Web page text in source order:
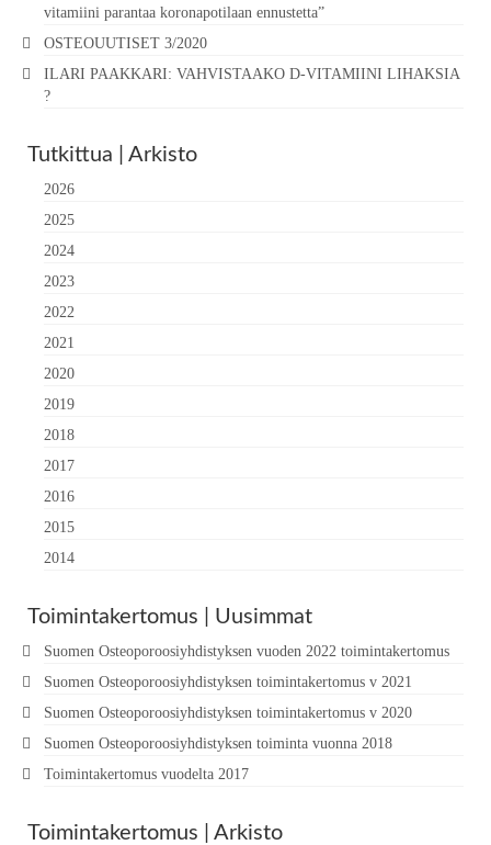
vitamiini parantaa koronapotilaan ennustetta”
OSTEOUUTISET 3/2020
ILARI PAAKKARI: VAHVISTAAKO D-VITAMIINI LIHAKSIA
?
Tutkittua | Arkisto
2026
2025
2024
2023
2022
2021
2020
2019
2018
2017
2016
2015
2014
Toimintakertomus | Uusimmat
Suomen Osteoporoosiyhdistyksen vuoden 2022 toimintakertomus
Suomen Osteoporoosiyhdistyksen toimintakertomus v 2021
Suomen Osteoporoosiyhdistyksen toimintakertomus v 2020
Suomen Osteoporoosiyhdistyksen toiminta vuonna 2018
Toimintakertomus vuodelta 2017
Toimintakertomus | Arkisto